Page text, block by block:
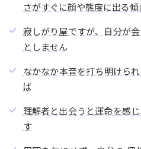
さがすぐに顔や態度に出る傾
寂しがり屋ですが、自分が
としません
なかなか本音を打ち明けら
ば
理解者と出会うと運命を感
す